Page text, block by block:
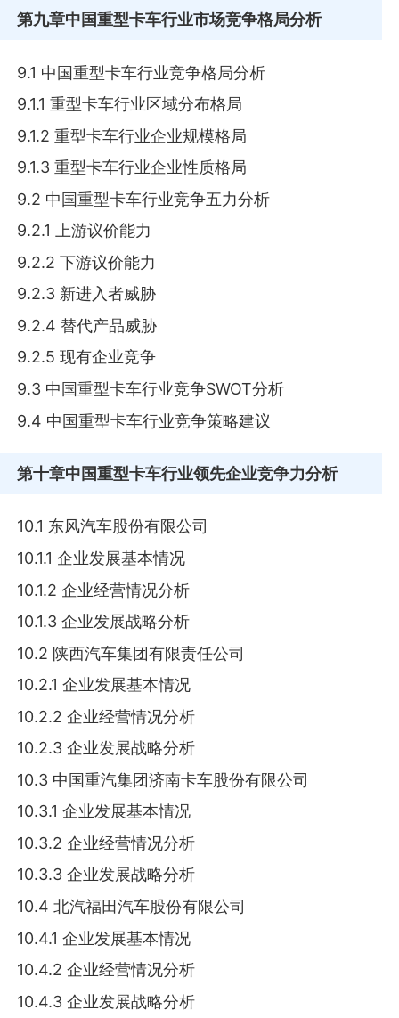
第九章中国重型卡车行业市场竞争格局分析
9.1 中国重型卡车行业竞争格局分析
9.1.1 重型卡车行业区域分布格局
9.1.2 重型卡车行业企业规模格局
9.1.3 重型卡车行业企业性质格局
9.2 中国重型卡车行业竞争五力分析
9.2.1 上游议价能力
9.2.2 下游议价能力
9.2.3 新进入者威胁
9.2.4 替代产品威胁
9.2.5 现有企业竞争
9.3 中国重型卡车行业竞争SWOT分析
9.4 中国重型卡车行业竞争策略建议
第十章中国重型卡车行业领先企业竞争力分析
10.1 东风汽车股份有限公司
10.1.1 企业发展基本情况
10.1.2 企业经营情况分析
10.1.3 企业发展战略分析
10.2 陕西汽车集团有限责任公司
10.2.1 企业发展基本情况
10.2.2 企业经营情况分析
10.2.3 企业发展战略分析
10.3 中国重汽集团济南卡车股份有限公司
10.3.1 企业发展基本情况
10.3.2 企业经营情况分析
10.3.3 企业发展战略分析
10.4 北汽福田汽车股份有限公司
10.4.1 企业发展基本情况
10.4.2 企业经营情况分析
10.4.3 企业发展战略分析